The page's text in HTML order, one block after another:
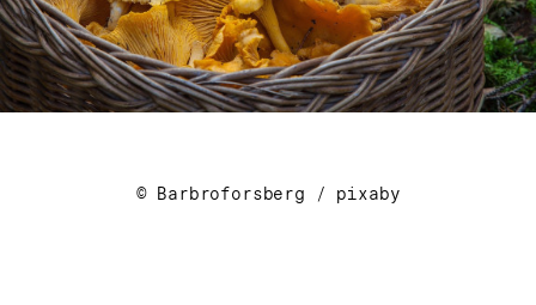
© Barbroforsberg / pixaby